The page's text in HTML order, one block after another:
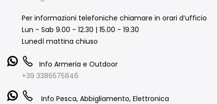
Per informazioni telefoniche chiamare in orari d’ufficio
Lun - Sab 9.00 - 12.30 | 15.00 - 19.30
Lunedì mattina chiuso
Info Armeria e Outdoor
+39 3386575846
Info Pesca, Abbigliamento, Elettronica